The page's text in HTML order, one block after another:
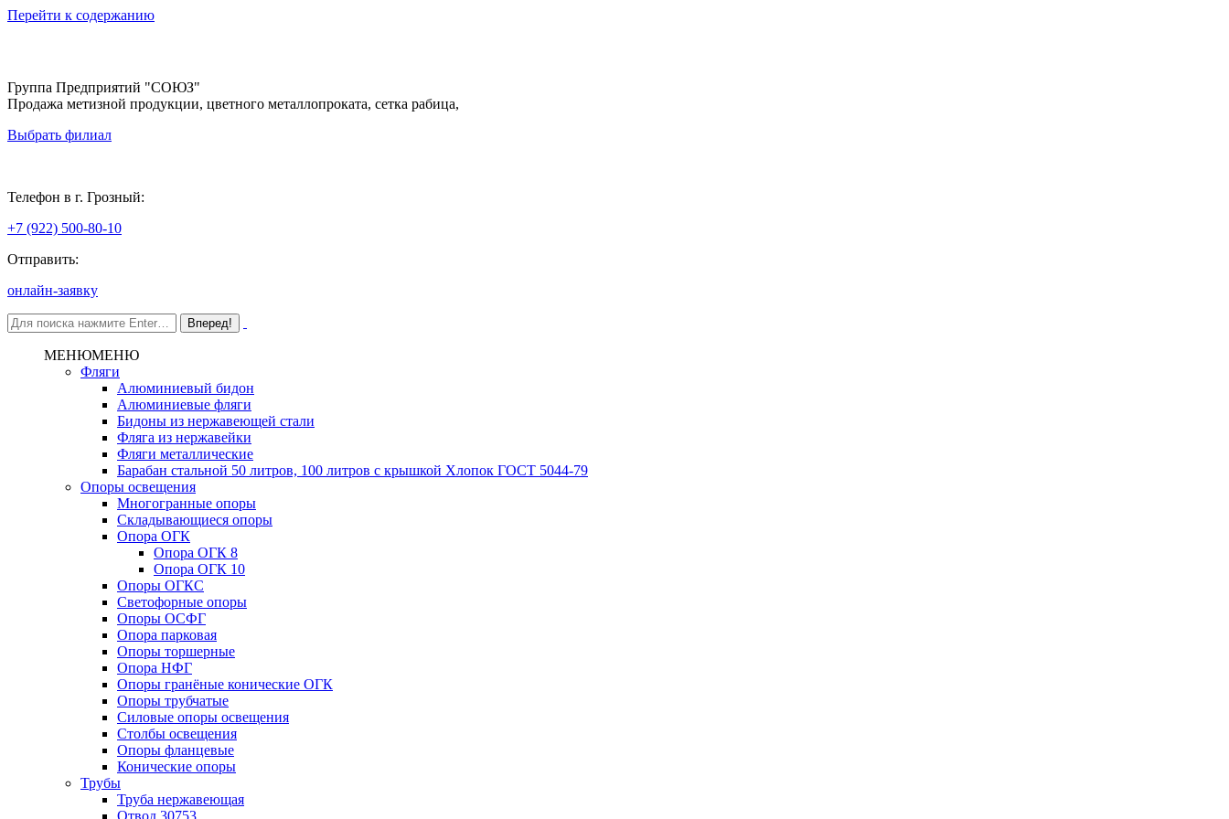
Перейти к содержанию
Группа Предприятий "СОЮЗ"
Продажа метизной продукции, цветного металлопроката, сетка рабица,
Выбрать филиал
Телефон в г. Грозный:
+7 (922) 500-80-10
Отправить:
онлайн-заявку
МЕНЮМЕНЮ
Фляги
Алюминиевый бидон
Алюминиевые фляги
Бидоны из нержавеющей стали
Фляга из нержавейки
Фляги металлические
Барабан стальной 50 литров, 100 литров с крышкой Хлопок ГОСТ 5044-79
Опоры освещения
Многогранные опоры
Складывающиеся опоры
Опора ОГК
Опора ОГК 8
Опора ОГК 10
Опоры ОГКС
Светофорные опоры
Опоры ОСФГ
Опора парковая
Опоры торшерные
Опора НФГ
Опоры гранёные конические ОГК
Опоры трубчатые
Силовые опоры освещения
Столбы освещения
Опоры фланцевые
Конические опоры
Трубы
Труба нержавеющая
Отвод 30753